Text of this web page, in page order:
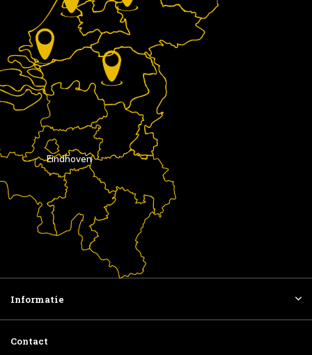
Eindhoven
Informatie
Contact